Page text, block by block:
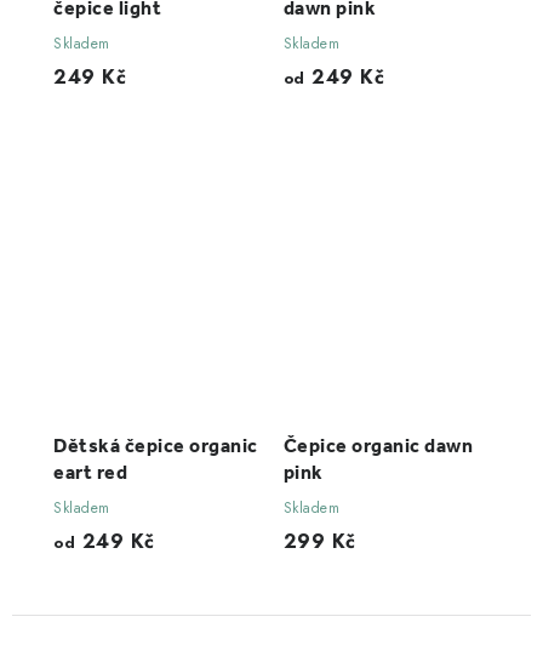
čepice light
Skladem
249 Kč
dawn pink
Skladem
od 249 Kč
Dětská čepice organic
eart red
Skladem
od 249 Kč
Čepice organic dawn
pink
Skladem
299 Kč